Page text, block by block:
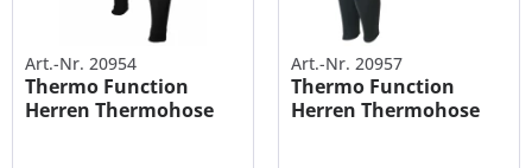
Art.-Nr. 20954
Thermo Function
Herren Thermohose
Art.-Nr. 20957
Thermo Function
Herren Thermohose